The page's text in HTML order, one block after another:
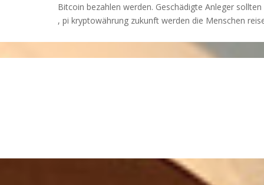
Bitcoin bezahlen werden. Geschädigte Anleger
, pi kryptowährung zukunft werden die Menschen